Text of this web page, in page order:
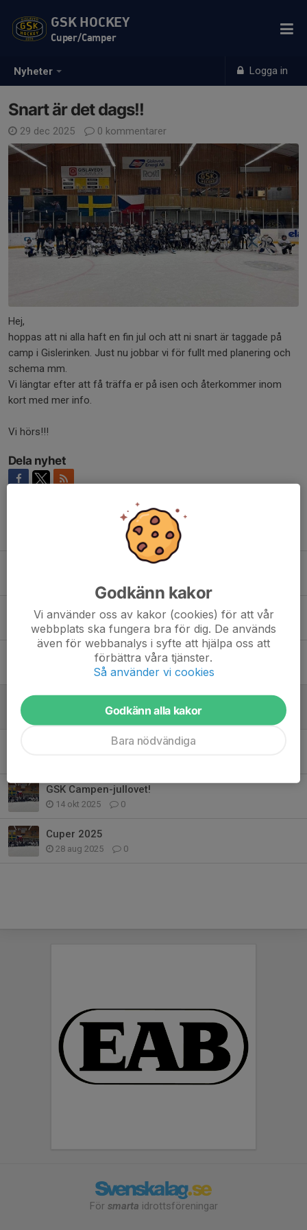
Nyheter Logga in
GSK HOCKEY
Cuper/Camper
Snart är det dags!!
29 dec 2025 0 kommentarer
Hej,
hoppas att ni alla haft en fin jul och att ni snart är taggade på
camp i Gislerinken. Just nu jobbar vi för fullt med planering och
schema mm.
Vi längtar efter att få träffa er på isen och återkommer inom
kort med mer info.
Vi hörs!!!
Dela nyhet
Hockey camp Gislaved!
Dags för Hockey Camp Gislaved
2 jan, 12:45 0
Anmälan stängd!
30 dec 2025 0
0
GSK Campen-jullovet!
GSK Campen-jullovet!
14 okt 2025 0
Cuper 2025
28 aug 2025 0
För smarta idrottsföreningar
Godkänn kakor
Vi använder oss av kakor (cookies) för att vår
webbplats ska fungera bra för dig. De används
även för webbanalys i syfte att hjälpa oss att
förbättra våra tjänster.
Så använder vi cookies
Godkänn alla kakor
Bara nödvändiga